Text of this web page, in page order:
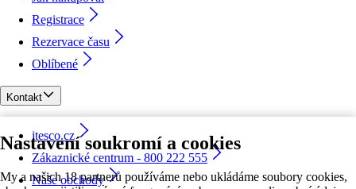
Nastavení soukromí a cookies
My a našich 18 partnerů používáme nebo ukládáme soubory cookies,
Registrace
Rezervace času
Oblíbené
Kontakt
itesco.cz
Zákaznické centrum - 800 222 555
Naše obchody